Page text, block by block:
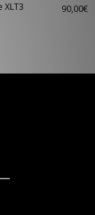
XLT3
90,00€